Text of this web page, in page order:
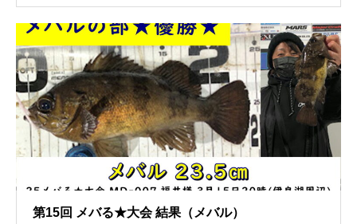
第15回 メバる★大会 結果（メバル）